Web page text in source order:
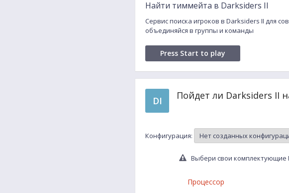
Найти тиммейта в Darksiders II
Сервис поиска игроков в Darksiders II для
объединяйся в группы и команды
Press Start to play
DI Пойдет ли Darksiders II
Конфигурация:
Выбери свои комплектующие
Процессор